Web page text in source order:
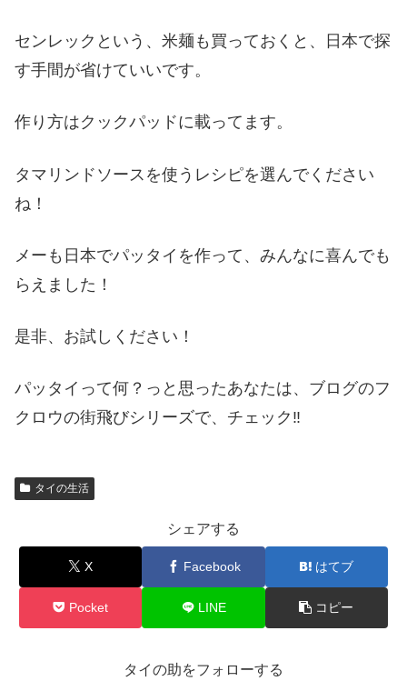
センレックという、米麺も買っておくと、日本で探
す手間が省けていいです。
作り方はクックパッドに載ってます。
タマリンドソースを使うレシピを選んでください
ね！
メーも日本でパッタイを作って、みんなに喜んでも
らえました！
是非、お試しください！
パッタイって何？っと思ったあなたは、ブログのフ
クロウの街飛びシリーズで、チェック‼︎
タイの生活
シェアする
X Facebook はてブ
Pocket LINE コピー
タイの助をフォローする